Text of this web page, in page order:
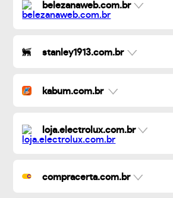
belezanaweb.com.br
stanley1913.com.br
kabum.com.br
loja.electrolux.com.br
compracerta.com.br